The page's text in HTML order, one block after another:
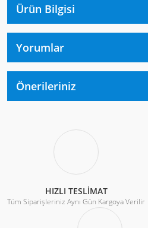
Ürün Bilgisi
Yorumlar
Önerileriniz
HIZLI TESLİMAT
Tüm Siparişleriniz Aynı Gün Kargoya Verilir